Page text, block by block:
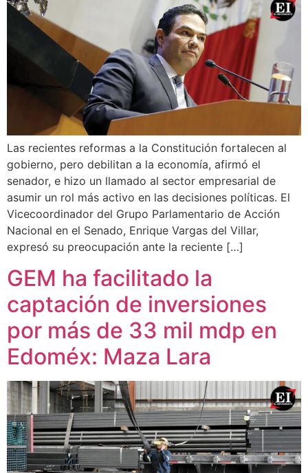
Las recientes reformas a la Constitución fortalecen al
gobierno, pero debilitan a la economía, afirmó el
senador, e hizo un llamado al sector empresarial de
asumir un rol más activo en las decisiones políticas. El
Vicecoordinador del Grupo Parlamentario de Acción
Nacional en el Senado, Enrique Vargas del Villar,
expresó su preocupación ante la reciente […]
GEM ha facilitado la
captación de inversiones
por más de 33 mil mdp en
Edoméx: Maza Lara